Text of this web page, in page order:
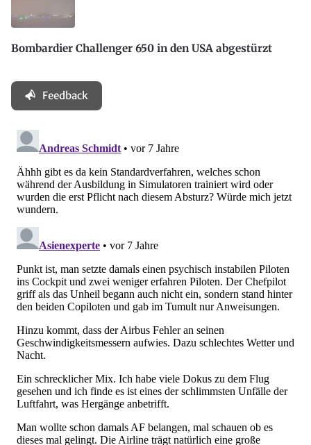
Bombardier Challenger 650 in den USA abgestürzt
Feedback